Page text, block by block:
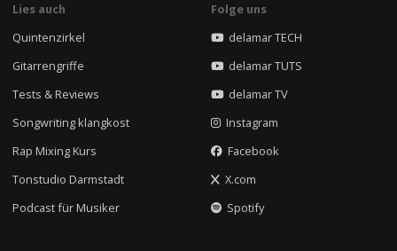
Lies auch
Quintenzirkel
Gitarrengriffe
Tests & Reviews
Songwriting klangkost
Rap Mixing Kurs
Tonstudio Darmstadt
Podcast für Musiker
Folge uns
delamar TECH
delamar TUTS
delamar TV
Instagram
Facebook
X.com
Spotify